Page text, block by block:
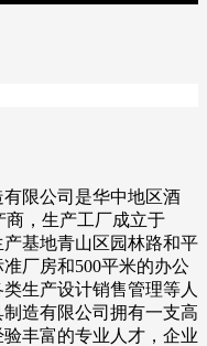
限公司是华中地区酒
，生产工厂成立于
基地青山区园林路和平
厂房和500平米的办公
生产设计销售管理等人
造有限公司拥有一支高
丰富的专业人才，企业